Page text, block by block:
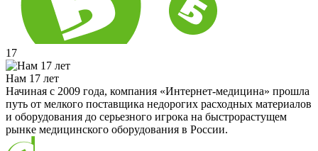
17
Нам 17 лет
Начиная с 2009 года, компания «Интернет-медицина» прошла
путь от мелкого поставщика недорогих расходных материалов
и оборудования до серьезного игрока на быстрорастущем
рынке медицинского оборудования в России.